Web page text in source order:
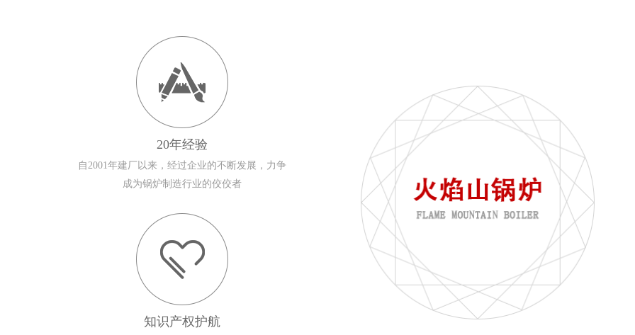
20年经验
自2001年建厂以来，经过企业的不断发展，力争
成为锅炉制造行业的佼佼者
知识产权护航